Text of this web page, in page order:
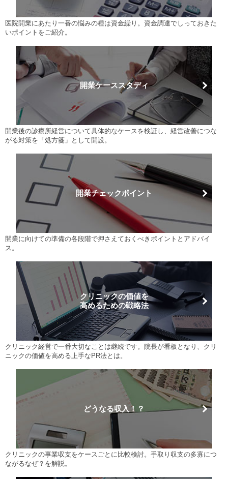
医院開業にあたり一番の悩みの種は資金繰り。資金調達でしっておきた
いポイントをご紹介。
開業ケーススタディ
開業後の診療所経営について具体的なケースを検証し、経営改善につな
がる対策を「処方箋」として開設。
開業チェックポイント
開業に向けての準備の各段階で押さえておくべきポイントとアドバイ
ス。
クリニックの価値を
高めるための戦略法
クリニック経営で一番大切なことは継続です。院長が看板となり、クリ
ニックの価値を高める上手なPR法とは。
どうなる収入！？
クリニックの事業収支をケースごとに比較検討。手取り収支の多寡につ
ながるなぜ？を解説。